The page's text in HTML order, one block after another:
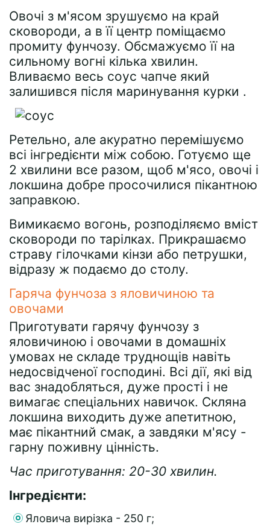
Овочі з м'ясом зрушуємо на край
сковороди, а в її центр поміщаємо
промиту фунчозу. Обсмажуємо її на
сильному вогні кілька хвилин.
Вливаємо весь соус чапче який
залишився після маринування курки .
Ретельно, але акуратно перемішуємо
всі інгредієнти між собою. Готуємо ще
2 хвилини все разом, щоб м'ясо, овочі і
локшина добре просочилися пікантною
заправкою.
Вимикаємо вогонь, розподіляємо вміст
сковороди по тарілках. Прикрашаємо
страву гілочками кінзи або петрушки,
відразу ж подаємо до столу.
Гаряча фунчоза з яловичиною та
овочами
Приготувати гарячу фунчозу з
яловичиною і овочами в домашніх
умовах не складе труднощів навіть
недосвідченої господині. Всі дії, які від
вас знадобляться, дуже прості і не
вимагає спеціальних навичок. Скляна
локшина виходить дуже апетитною,
має пікантний смак, а завдяки м'ясу -
гарну поживну цінність.
Час приготування: 20-30 хвилин.
Інгредієнти:
Яловича вирізка - 250 г;